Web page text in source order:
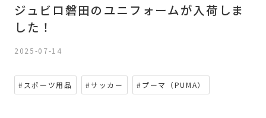
ジュビロ磐田のユニフォームが入荷しま
した！
2025-07-14
#スポーツ用品 #サッカー #プーマ（PUMA）